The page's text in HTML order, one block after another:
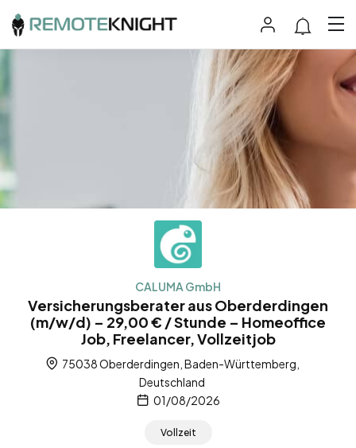
CALUMA GmbH
Versicherungsberater aus Oberderdingen
(m/w/d) – 29,00 € / Stunde – Homeoffice
Job, Freelancer, Vollzeitjob
75038 Oberderdingen, Baden-Württemberg,
Deutschland
01/08/2026
Vollzeit